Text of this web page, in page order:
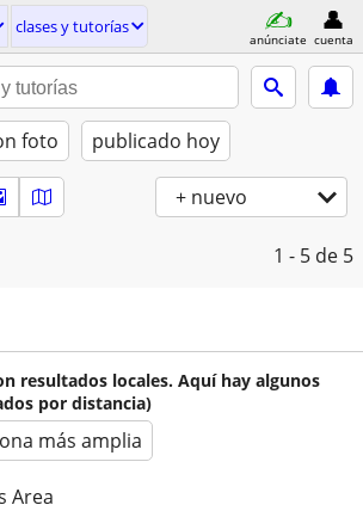
clases y tutorías
anúnciate cuenta
foto publicado hoy
+ nuevo
1 - 5 de 5
resultados locales. Aquí hay algunos
por distancia)
más amplia
Area